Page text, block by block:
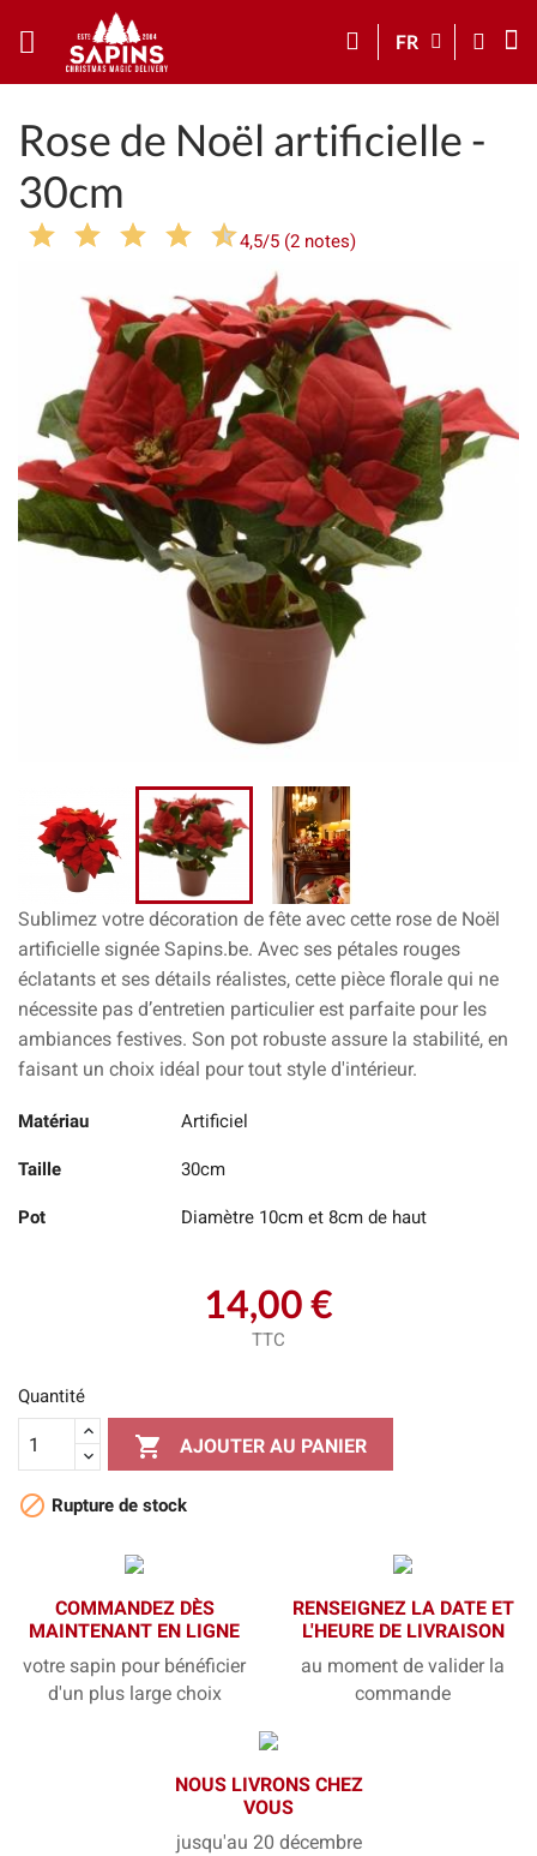
FR
Rose de Noël artificielle -
30cm
4,5/5 (2 notes)
Sublimez votre décoration de fête avec cette rose de Noël
artificielle signée Sapins.be. Avec ses pétales rouges
éclatants et ses détails réalistes, cette pièce florale qui ne
nécessite pas d’entretien particulier est parfaite pour les
ambiances festives. Son pot robuste assure la stabilité, en
faisant un choix idéal pour tout style d'intérieur.
Matériau Artificiel
Taille 30cm
Pot Diamètre 10cm et 8cm de haut
14,00 €
TTC
Quantité
 AJOUTER AU PANIER
 Rupture de stock
COMMANDEZ DÈS
MAINTENANT EN LIGNE
votre sapin pour bénéficier
d'un plus large choix
RENSEIGNEZ LA DATE ET
L'HEURE DE LIVRAISON
au moment de valider la
commande
NOUS LIVRONS CHEZ
VOUS
jusqu'au 20 décembre